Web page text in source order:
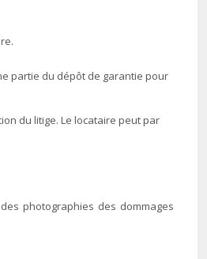
partie du dépôt de garantie pour
du litige. Le locataire peut par
photographies des dommages